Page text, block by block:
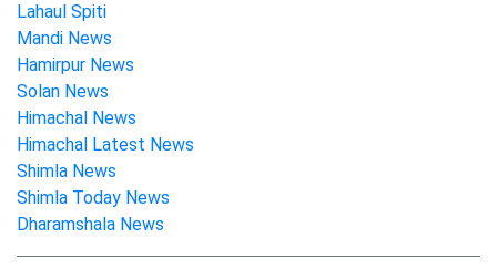
Lahaul Spiti
Mandi News
Hamirpur News
Solan News
Himachal News
Himachal Latest News
Shimla News
Shimla Today News
Dharamshala News